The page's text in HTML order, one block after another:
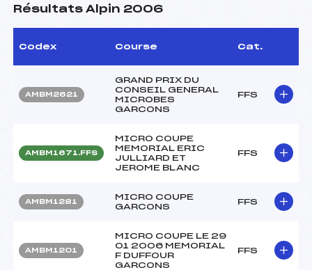
Résultats Alpin 2006
Codex Course Cat.
AMBM2621
GRAND PRIX DU
CONSEIL GENERAL
MICROBES
GARCONS
FFS
AMBM1671.FFS
MICRO COUPE
MEMORIAL ERIC
JULLIARD ET
JEROME BLANC
FFS
AMBM1281
MICRO COUPE
GARCONS
FFS
AMBM1201
MICRO COUPE LE 29
01 2006 MEMORIAL
F DUFFOUR
GARCONS
FFS